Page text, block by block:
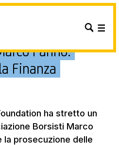
Fanno:
Finanza
ha stretto un
Borsisti Marco
la prosecuzione delle